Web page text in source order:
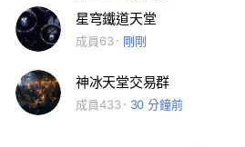
星穹鐵道天堂
成員63 剛剛
神冰天堂交易群
成員433 30 分鐘前